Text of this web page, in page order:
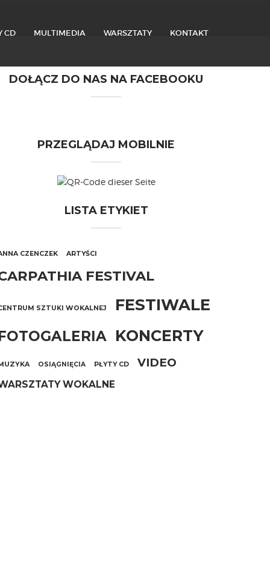
CD MULTIMEDIA WARSZTATY KONTAKT
DOŁĄCZ DO NAS NA FACEBOOKU
PRZEGLĄDAJ MOBILNIE
LISTA ETYKIET
CZENCZEK ARTYŚCI
FESTIVAL
SZTUKI WOKALNEJ FESTIWALE
KONCERTY
OSIĄGNIĘCIA PŁYTY CD VIDEO
WOKALNE